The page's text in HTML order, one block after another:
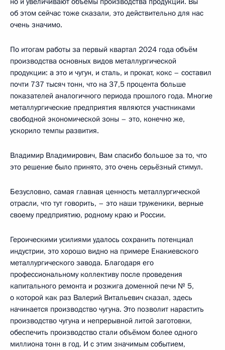
об этом сейчас тоже сказали, это действительно для нас
очень значимо.
По итогам работы за первый квартал 2024 года объём
производства основных видов металлургической
продукции: а это и чугун, и сталь, и прокат, кокс – составил
почти 737 тысяч тонн, что на 37,5 процента больше
показателей аналогичного периода прошлого года. Многие
металлургические предприятия являются участниками
свободной экономической зоны – это, конечно же,
ускорило темпы развития.
Владимир Владимирович, Вам спасибо большое за то, что
это решение было принято, это очень серьёзный стимул.
Безусловно, самая главная ценность металлургической
отрасли, что тут говорить, – это наши труженики, верные
своему предприятию, родному краю и России.
Героическими усилиями удалось сохранить потенциал
индустрии, это хорошо видно на примере Енакиевского
металлургического завода. Благодаря его
профессиональному коллективу после проведения
капитального ремонта и розжига доменной печи № 5,
о которой как раз Валерий Витальевич сказал, здесь
начинается производство чугуна. Это позволит нарастить
производство чугуна и непрерывной литой заготовки,
обеспечить производство стали объёмом более одного
миллиона тонн в год. И с этим значимым событием,